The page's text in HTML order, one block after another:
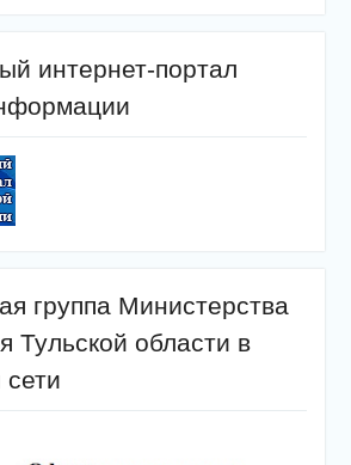
интернет-портал
группа Министерства
Тульской области в